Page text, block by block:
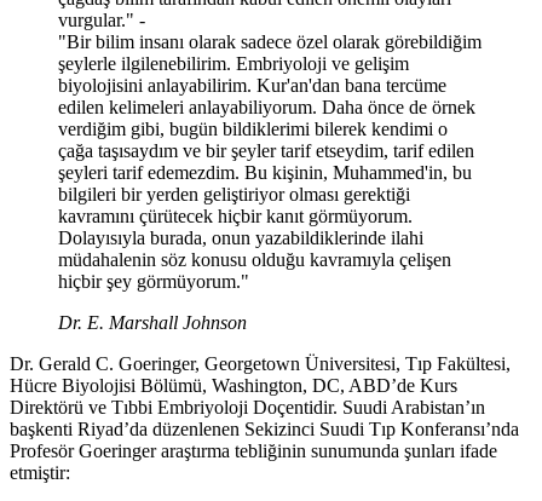
vurgular." -
"Bir bilim insanı olarak sadece özel olarak görebildiğim
şeylerle ilgilenebilirim. Embriyoloji ve gelişim
biyolojisini anlayabilirim. Kur'an'dan bana tercüme
edilen kelimeleri anlayabiliyorum. Daha önce de örnek
verdiğim gibi, bugün bildiklerimi bilerek kendimi o
çağa taşısaydım ve bir şeyler tarif etseydim, tarif edilen
şeyleri tarif edemezdim. Bu kişinin, Muhammed'in, bu
bilgileri bir yerden geliştiriyor olması gerektiği
kavramını çürütecek hiçbir kanıt görmüyorum.
Dolayısıyla burada, onun yazabildiklerinde ilahi
müdahalenin söz konusu olduğu kavramıyla çelişen
hiçbir şey görmüyorum."
Dr. E. Marshall Johnson
Dr. Gerald C. Goeringer, Georgetown Üniversitesi, Tıp Fakültesi,
Hücre Biyolojisi Bölümü, Washington, DC, ABD’de Kurs
Direktörü ve Tıbbi Embriyoloji Doçentidir. Suudi Arabistan’ın
başkenti Riyad’da düzenlenen Sekizinci Suudi Tıp Konferansı’nda
Profesör Goeringer araştırma tebliğinin sunumunda şunları ifade
etmiştir: